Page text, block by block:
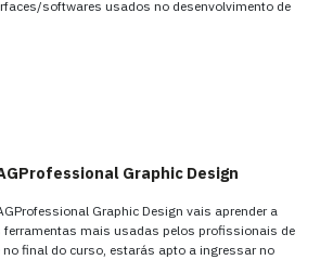
softwares usados no desenvolvimento de
Graphic Design
Graphic Design vais aprender a
ferramentas mais usadas pelos profissionais de
no final do curso, estarás apto a ingressar no